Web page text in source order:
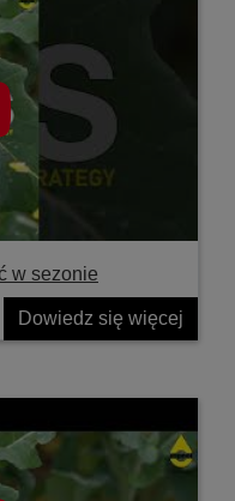
w sezonie
Dowiedz się więcej